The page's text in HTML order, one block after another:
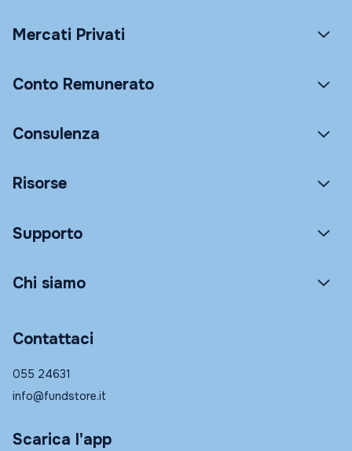
Mercati Privati
Conto Remunerato
Consulenza
Risorse
Supporto
Chi siamo
Contattaci
055 24631
info@fundstore.it
Scarica l'app